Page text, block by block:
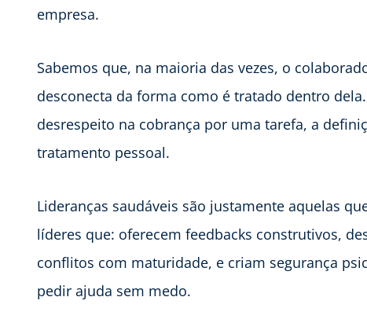
empresa.
Sabemos que, na maioria das vezes, o
desconecta da forma como é tratado dentro
desrespeito na cobrança por uma tarefa, a
tratamento pessoal.
Lideranças saudáveis são justamente aquelas
líderes que: oferecem feedbacks construtivos,
conflitos com maturidade, e criam segurança
pedir ajuda sem medo.